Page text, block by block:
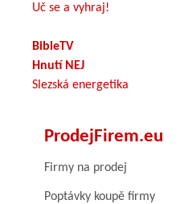
Uč se a vyhraj!
BibleTV
Hnutí NEJ
Slezská energetika
ProdejFirem.eu
Firmy na prodej
Poptávky koupě firmy